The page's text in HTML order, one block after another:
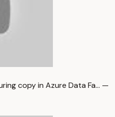
copy in Azure Data Fa… —